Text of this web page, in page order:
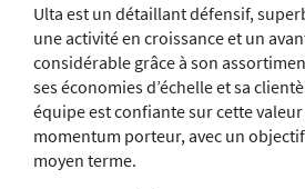
Ulta est un détaillant défensif,
une activité en croissance et un
considérable grâce à son
ses économies d’échelle et sa
équipe est confiante sur cette
momentum porteur, avec un objectif
moyen terme.